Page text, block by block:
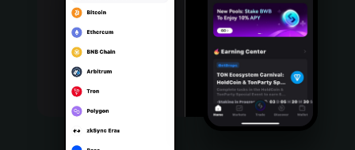
Português (Portugal)
Bahasa Indonesia